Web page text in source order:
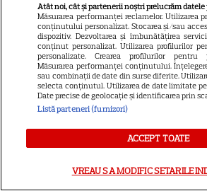
3
Boseman
7
VEDETE STRĂINE
Ryan Gosling
Rider din
Anunțul făcut
a
DISNEY PLUS
Atât noi, cât și partenerii noștri prelucrăm datele
Măsurarea performanței reclamelor. Utilizarea
conținutului personalizat. Stocarea și/sau
dispozitiv. Dezvoltarea și îmbunătățirea
conținut personalizat. Utilizarea profilurilor
personalizate. Crearea profilurilor pentru
Măsurarea performanței conținutului.
sau combinații de date din surse diferite.
selecta conținutul. Utilizarea de date limitate
Date precise de geolocație și identificarea prin
Listă parteneri (furnizori)
ACCEPT TOATE
VREAU SA MODIFIC SETARILE